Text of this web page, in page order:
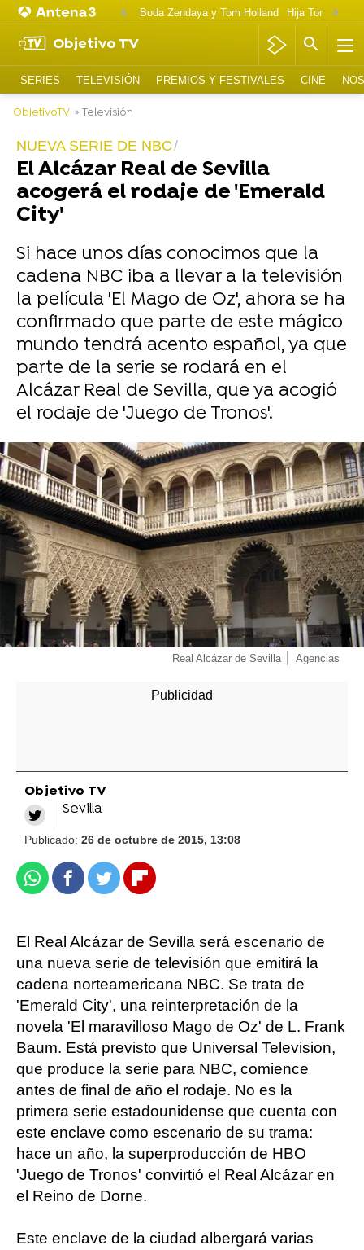
Boda Zendaya y Tom Holland Hija Tom
Objetivo TV
SERIES TELEVISIÓN PREMIOS Y FESTIVALES CINE
ObjetivoTV » Televisión
NUEVA SERIE DE NBC
El Alcázar Real de Sevilla
acogerá el rodaje de 'Emerald
City'
Si hace unos días conocimos que la
cadena NBC iba a llevar a la televisión
la película 'El Mago de Oz', ahora se ha
confirmado que parte de este mágico
mundo tendrá acento español, ya que
parte de la serie se rodará en el
Alcázar Real de Sevilla, que ya acogió
el rodaje de 'Juego de Tronos'.
-
Real Alcázar de Sevilla Agencias
Objetivo TV
Sevilla
Publicado: 26 de octubre de 2015, 13:08
WhatsappFacebook
TwitterFlipboard
El Real Alcázar de Sevilla será escenario de
una nueva serie de televisión que emitirá la
cadena norteamericana NBC. Se trata de
'Emerald City', una reinterpretación de la
novela 'El maravilloso Mago de Oz' de L. Frank
Baum. Está previsto que Universal Television,
que produce la serie para NBC, comience
antes de final de año el rodaje. No es la
primera serie estadounidense que cuenta con
este enclave como escenario de su trama:
hace un año, la superproducción de HBO
'Juego de Tronos' convirtió el Real Alcázar en
el Reino de Dorne.
Este enclave de la ciudad albergará varias